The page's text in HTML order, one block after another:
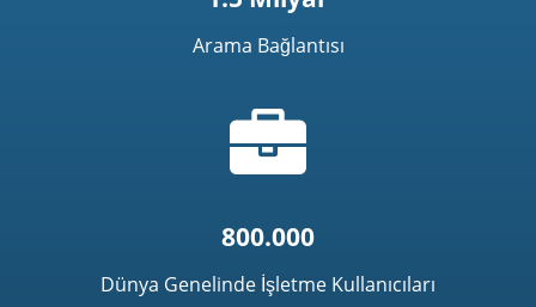
Arama Bağlantısı
çantası
simgesi
800.000
Dünya Genelinde İşletme Kullanıcıları